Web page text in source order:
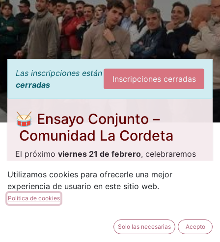
Las inscripciones están
cerradas
Inscripciones cerradas
🥁 Ensayo Conjunto –
Comunidad La Cordeta
El próximo viernes 21 de febrero, celebraremos
de la Comunidad de la Cordeta.
🎶 Una ocasión especial para compartir música,
buen ambiente y hermandad entre filaes.
Utilizamos cookies para ofrecerle una mejor
experiencia de usuario en este sitio web.
Política de cookies
Solo las necesarias Acepto